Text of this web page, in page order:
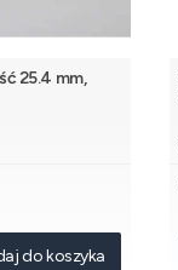
25.4 mm,
do koszyka